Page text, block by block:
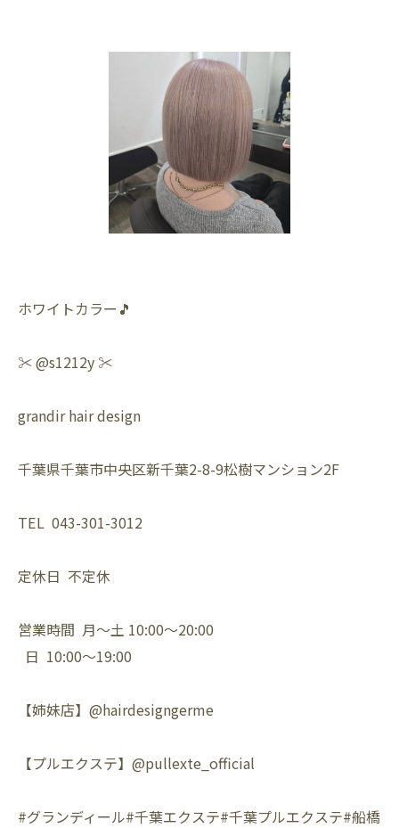
ホワイトカラー🎵
✂️ @s1212y ✂️
grandir hair design
千葉県千葉市中央区新千葉2-8-9松樹マンション2F
TEL 043-301-3012
定休日 不定休
営業時間 月〜土 10:00〜20:00
日 10:00〜19:00
【姉妹店】@hairdesigngerme
【プルエクステ】@pullexte_official
#グランディール#千葉エクステ#千葉プルエクステ#船橋